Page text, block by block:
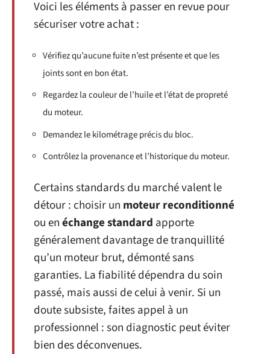
Voici les éléments à passer en revue pour
sécuriser votre achat :
Vérifiez qu’aucune fuite n’est présente et que les
joints sont en bon état.
Regardez la couleur de l’huile et l’état de propreté
du moteur.
Demandez le kilométrage précis du bloc.
Contrôlez la provenance et l’historique du moteur.
Certains standards du marché valent le
détour : choisir un moteur reconditionné
ou enéchange standard apporte
généralement davantage de tranquillité
qu’un moteur brut, démonté sans
garanties. La fiabilité dépendra du soin
passé, mais aussi de celui à venir. Si un
doute subsiste, faites appel à un
professionnel : son diagnostic peut éviter
bien des déconvenues.